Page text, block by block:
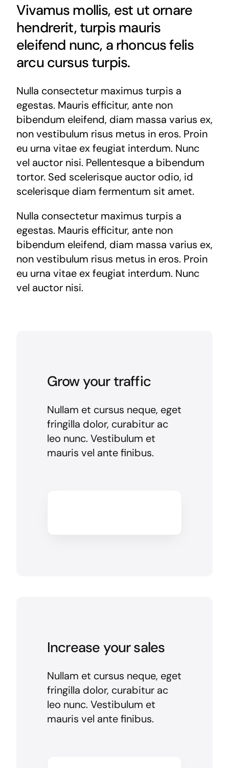
Vivamus mollis, est ut ornare
hendrerit, turpis mauris
eleifend nunc, a rhoncus felis
arcu cursus turpis.
Nulla consectetur maximus turpis a
egestas. Mauris efficitur, ante non
bibendum eleifend, diam massa varius ex,
non vestibulum risus metus in eros. Proin
eu urna vitae ex feugiat interdum. Nunc
vel auctor nisi. Pellentesque a bibendum
tortor. Sed scelerisque auctor odio, id
scelerisque diam fermentum sit amet.
Nulla consectetur maximus turpis a
egestas. Mauris efficitur, ante non
bibendum eleifend, diam massa varius ex,
non vestibulum risus metus in eros. Proin
eu urna vitae ex feugiat interdum. Nunc
vel auctor nisi.
Grow your traffic
Nullam et cursus neque, eget
fringilla dolor, curabitur ac
leo nunc. Vestibulum et
mauris vel ante finibus.
Increase your sales
Nullam et cursus neque, eget
fringilla dolor, curabitur ac
leo nunc. Vestibulum et
mauris vel ante finibus.